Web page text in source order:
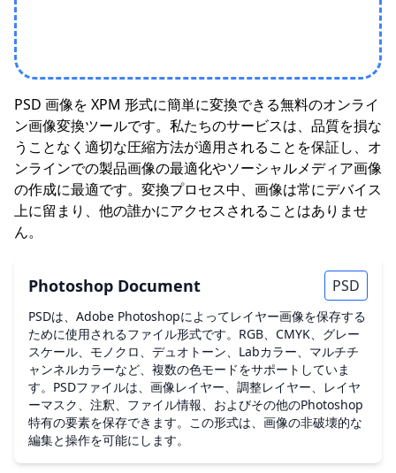
PSD 画像を XPM 形式に簡単に変換できる無料のオンライ
ン画像変換ツールです。私たちのサービスは、品質を損な
うことなく適切な圧縮方法が適用されることを保証し、オ
ンラインでの製品画像の最適化やソーシャルメディア画像
の作成に最適です。変換プロセス中、画像は常にデバイス
上に留まり、他の誰かにアクセスされることはありませ
ん。
Photoshop Document PSD
PSDは、Adobe Photoshopによってレイヤー画像を保存する
ために使用されるファイル形式です。RGB、CMYK、グレー
スケール、モノクロ、デュオトーン、Labカラー、マルチチ
ャンネルカラーなど、複数の色モードをサポートしていま
す。PSDファイルは、画像レイヤー、調整レイヤー、レイヤ
ーマスク、注釈、ファイル情報、およびその他のPhotoshop
特有の要素を保存できます。この形式は、画像の非破壊的な
編集と操作を可能にします。